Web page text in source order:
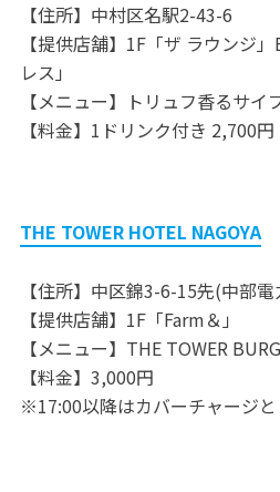
【住所】中村区名駅2-43-6
【提供店舗】1F「ザ ラウンジ
レス」
【メニュー】トリュフ香るサイ
【料金】1ドリンク付き 2,700円
THE TOWER HOTEL NAGOYA
【住所】中区錦3-6-15先(中部
【提供店舗】1F「Farm＆」
【メニュー】THE TOWER
【料金】3,000円
※17:00以降はカバーチャージと